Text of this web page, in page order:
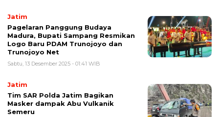
Jatim
Pagelaran Panggung Budaya
Madura, Bupati Sampang Resmikan
Logo Baru PDAM Trunojoyo dan
Trunojoyo Net
Sabtu, 13 Desember 2025 - 01:41 WIB
Jatim
Tim SAR Polda Jatim Bagikan
Masker dampak Abu Vulkanik
Semeru